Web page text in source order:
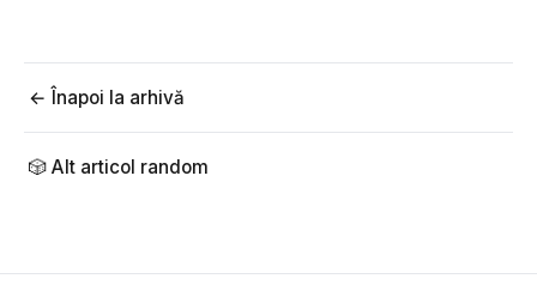
← Înapoi la arhivă
🎲 Alt articol random